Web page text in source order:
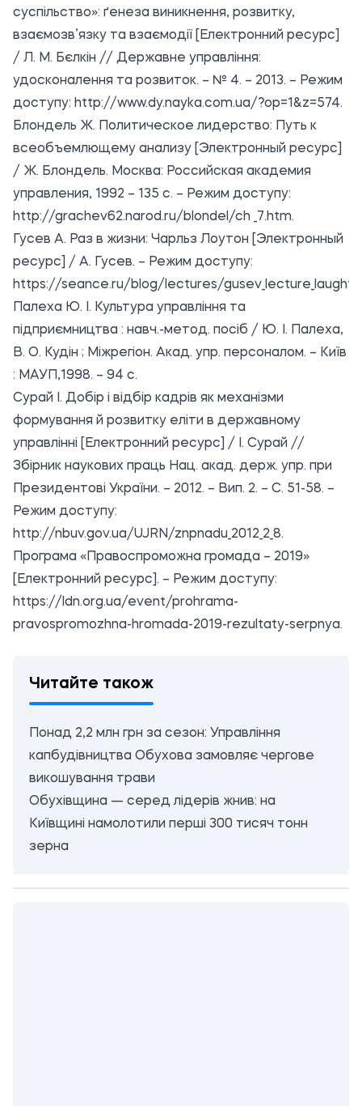
суспільство»: ґенеза виникнення, розвитку,
взаємозв’язку та взаємодії [Електронний ресурс]
/ Л. М. Бєлкін // Державне управління:
удосконалення та розвиток. – № 4. – 2013. – Режим
доступу: http://www.dy.nayka.com.ua/?op=1&z=574.
Блондель Ж. Политическое лидерство: Путь к
всеобъемлющему анализу [Электронный ресурс]
/ Ж. Блондель. Москва: Российская академия
управления, 1992 – 135 с. – Режим доступу:
http://grachev62.narod.ru/blondel/ch _7.htm.
Гусев А. Раз в жизни: Чарльз Лоутон [Электронный
ресурс] / А. Гусев. – Режим доступу:
https://seance.ru/blog/lectures/
Палеха Ю. І. Культура управління та
підприємництва : навч.-метод. посіб / Ю. І. Палеха,
В. О. Кудін ; Міжрегіон. Акад. упр. персоналом. – Київ
: МАУП,1998. – 94 с.
Сурай І. Добір і відбір кадрів як механізми
формування й розвитку еліти в державному
управлінні [Електронний ресурс] / І. Сурай //
Збірник наукових праць Нац. акад. держ. упр. при
Президентові України. – 2012. – Вип. 2. – С. 51-58. –
Режим доступу:
http://nbuv.gov.ua/UJRN/znpnadu_2012_2_8.
Програма «Правоспроможна громада – 2019»
[Електронний ресурс]. – Режим доступу:
https://ldn.org.ua/event/prohrama-
pravospromozhna-hromada-2019-rezultaty-serpnya.
Читайте також
Понад 2,2 млн грн за сезон: Управління
капбудівництва Обухова замовляє чергове
викошування трави
Обухівщина — серед лідерів жнив: на
Київщині намолотили перші 300 тисяч тонн
зерна